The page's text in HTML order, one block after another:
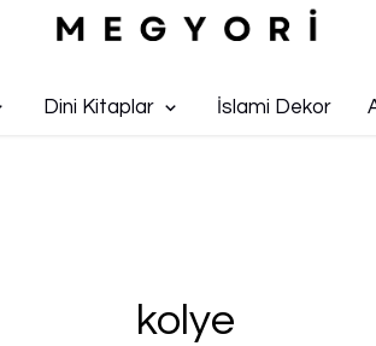
Dini Kitaplar İslami Dekor
kolye